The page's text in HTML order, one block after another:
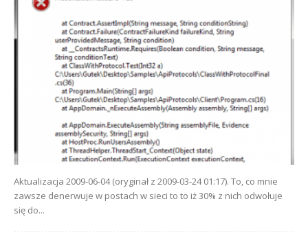
Aktualizacja 2009-06-04 (oryginał z 2009-03-24 01:17). To, co mnie
zawsze denerwuje w postach w sieci to to iż 30% z nich odwołuje
się do...